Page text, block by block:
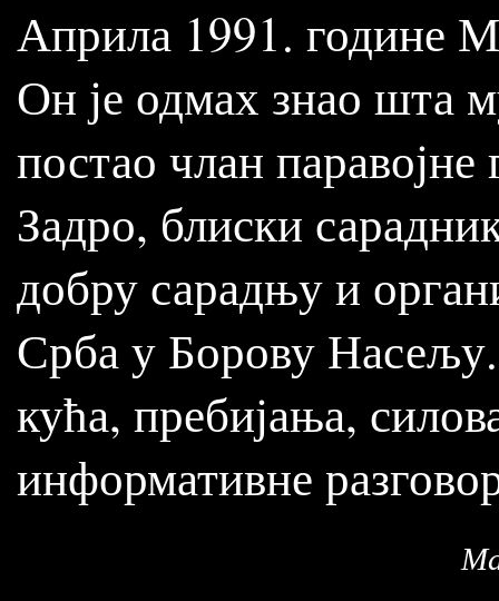
Априла 1991. године
Он је одмах знао шта
постао члан паравојне
Задро, блиски
добру сарадњу и
Срба у Борову
кућа, пребијања,
информативне